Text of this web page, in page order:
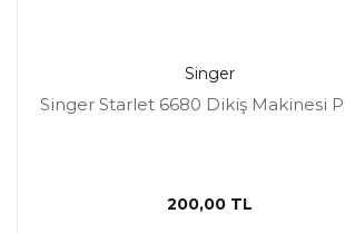
Singer
Singer Starlet 6680 Dikiş Makinesi
200,00 TL